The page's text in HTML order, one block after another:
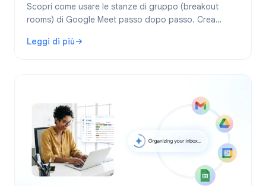
Scopri come usare le stanze di gruppo (breakout
rooms) di Google Meet passo dopo passo. Crea
e registra le sessioni.
Leggi di più
: Breakout Rooms di Google Meet: Guida completa a